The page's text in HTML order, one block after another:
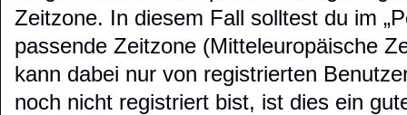
Zeitzone. In diesem Fall solltest du im
passende Zeitzone (Mitteleuropäische
kann dabei nur von registrierten
noch nicht registriert bist, ist dies ein